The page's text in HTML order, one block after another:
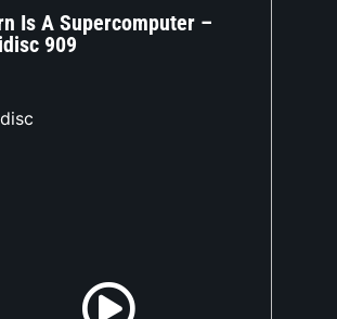
Is A Supercomputer –
909